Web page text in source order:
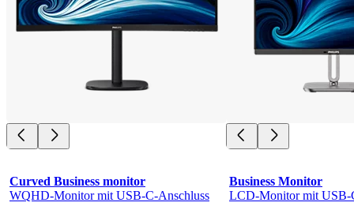
Curved Business monitor
WQHD-Monitor mit USB-C-Anschluss
Business Monitor
LCD-Monitor mit USB-